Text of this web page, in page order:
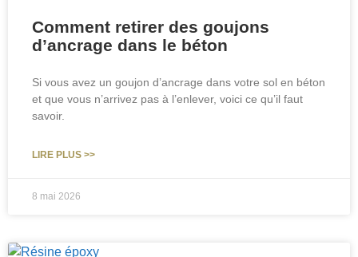
Comment retirer des goujons
d’ancrage dans le béton
Si vous avez un goujon d’ancrage dans votre sol en béton
et que vous n’arrivez pas à l’enlever, voici ce qu’il faut
savoir.
LIRE PLUS >>
8 mai 2026